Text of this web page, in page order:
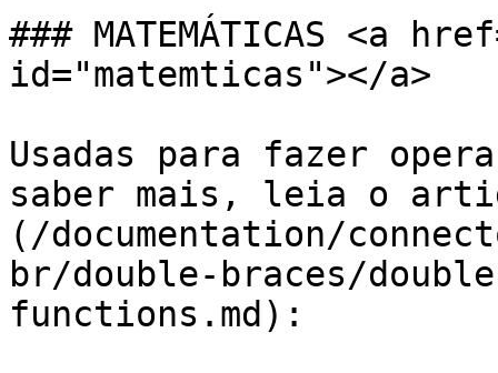
### MATEMÁTICAS <a
id="matemticas"></a>
Usadas para fazer
saber mais, leia o
(/documentation/
br/double-braces/
functions.md):